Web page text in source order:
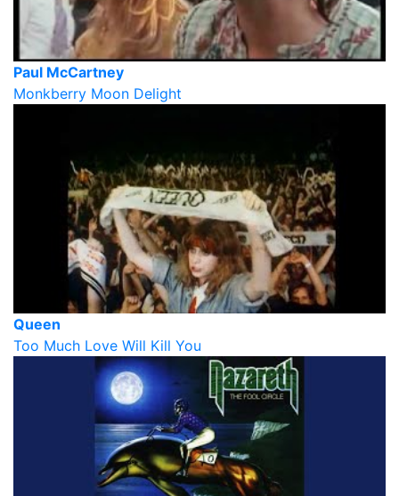
Paul McCartney
Monkberry Moon Delight
Queen
Too Much Love Will Kill You